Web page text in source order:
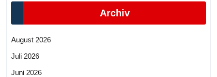
Archiv
August 2026
Juli 2026
Juni 2026